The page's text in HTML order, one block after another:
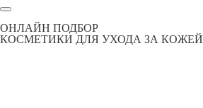
ОНЛАЙН ПОДБОР
КОСМЕТИКИ ДЛЯ УХОДА ЗА КОЖЕЙ